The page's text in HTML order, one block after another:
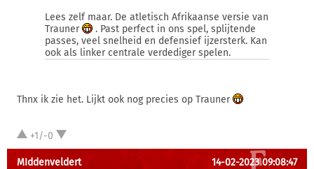
Lees zelf maar. De atletisch Afrikaanse versie van
Trauner
. Past perfect in ons spel, splijtende
passes, veel snelheid en defensief ijzersterk. Kan
ook als linker centrale verdediger spelen.
Thnx ik zie het. Lijkt ook nog precies op Trauner
+1/-0
MIddenveldert 14-02-2023 09:08:47